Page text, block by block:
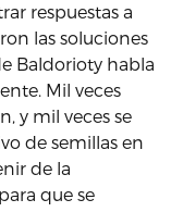
respuestas a
las soluciones
Baldorioty habla
Mil veces
y mil veces se
de semillas en
de la
que se